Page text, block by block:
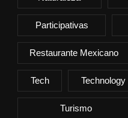
Participativas
Restaurante Mexicano
Tech Technology
Turismo